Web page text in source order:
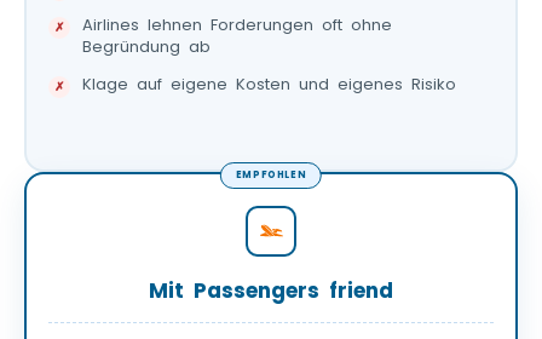
Airlines lehnen Forderungen oft ohne
Begründung ab
Klage auf eigene Kosten und eigenes Risiko
EMPFOHLEN
Mit Passengers friend